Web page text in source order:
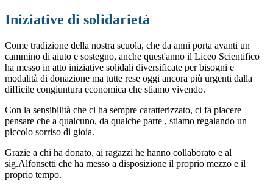
Iniziative di solidarietà
Come tradizione della nostra scuola, che da anni porta avanti un
cammino di aiuto e sostegno, anche quest'anno il Liceo Scientifico
ha messo in atto iniziative solidali diversificate per bisogni e
modalità di donazione ma tutte rese oggi ancora più urgenti dalla
difficile congiuntura economica che stiamo vivendo.
Con la sensibilità che ci ha sempre caratterizzato, ci fa piacere
pensare che a qualcuno, da qualche parte , stiamo regalando un
piccolo sorriso di gioia.
Grazie a chi ha donato, ai ragazzi he hanno collaborato e al
sig.Alfonsetti che ha messo a disposizione il proprio mezzo e il
proprio tempo.